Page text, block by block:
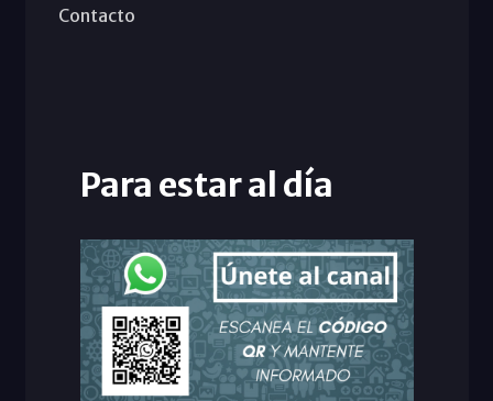
Contacto
Para estar al día